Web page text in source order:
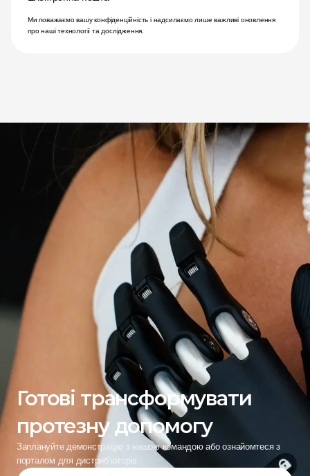
Ми поважаємо вашу конфіденційність і надсилаємо лише важливі оновлення
про наші технології та дослідження.
Готові трансформувати
протезну допомогу
Заплануйте демонстрацію з нашою командою або ознайомтеся з
порталом для дистриб’юторів